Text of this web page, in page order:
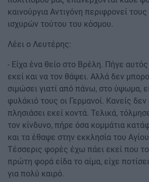
καινούργια Αντιγόνη περιφρονεί
ισχυρών τούτου του κόσμου.
Λέει ο Λευτέρης:
- Είχα ένα θείο στο Βρέλη. Πήγε
εκεί και να τον θάψει. Αλλά δεν
σιμώσει γιατί από πάνω, στο ύψωμα,
φυλάκιό τους οι Γερμανοί. Κανείς
πλησιάσει εκεί κοντά. Τελικά,
τον κίνδυνο, πήρε όσα κομμάτια
και τα έθαψε στην εκκλησία του
Τέσσερις φορές έχω πάει εκεί που
πρώτη φορά είδα το αίμα, είχε
για πολύ καιρό.